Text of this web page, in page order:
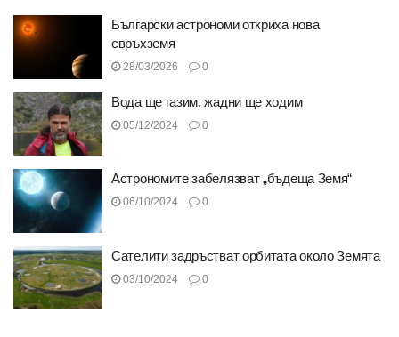
Български астрономи откриха нова
свръхземя
28/03/2026 0
Вода ще газим, жадни ще ходим
05/12/2024 0
Астрономите забелязват „бъдеща Земя“
06/10/2024 0
Сателити задръстват орбитата около Земята
03/10/2024 0